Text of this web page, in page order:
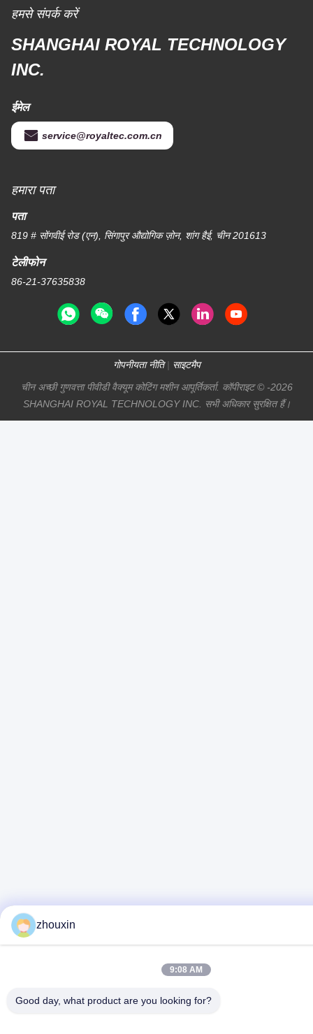
हमसे संपर्क करें
SHANGHAI ROYAL TECHNOLOGY
INC.
ईमेल
service@royaltec.com.cn
हमारा पता
पता
819 # सोंगवीई रोड (एन), सिंगापुर औद्योगिक ज़ोन, शांग हैई, चीन 201613
टेलीफोन
86-21-37635838
गोपनीयता नीति| साइटमैप
चीन अच्छी गुणवत्ता पीवीडी वैक्यूम कोटिंग मशीन आपूर्तिकर्ता. कॉपीराइट © -2026
SHANGHAI ROYAL TECHNOLOGY INC. सभी अधिकार सुरक्षित हैं।
zhouxin
9:08 AM
Good day, what product are you looking for?